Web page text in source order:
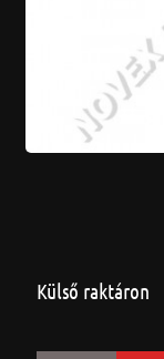
Külső raktáron